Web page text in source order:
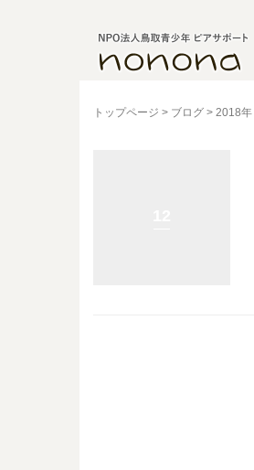
トップページ > ブログ > 2018年